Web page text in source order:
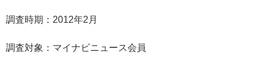
調査時期：2012年2月
調査対象：マイナビニュース会員